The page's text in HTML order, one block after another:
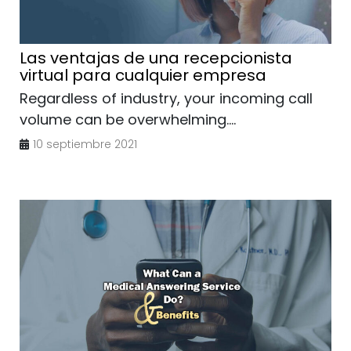
Las ventajas de una recepcionista
virtual para cualquier empresa
Regardless of industry, your incoming call
volume can be overwhelming....
10 septiembre 2021